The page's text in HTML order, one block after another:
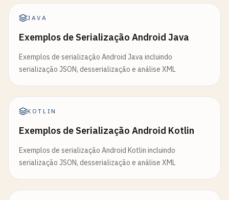
JAVA
Exemplos de Serialização Android Java
Exemplos de serialização Android Java incluindo
serialização JSON, desserialização e análise XML
KOTLIN
Exemplos de Serialização Android Kotlin
Exemplos de serialização Android Kotlin incluindo
serialização JSON, desserialização e análise XML